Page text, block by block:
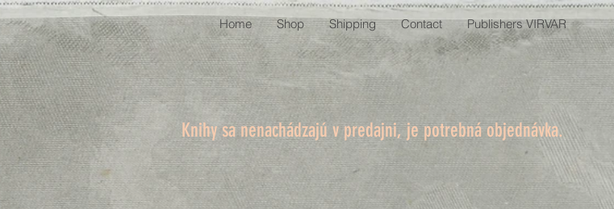
Home Shop Shipping Contact Publishers VIRVAR
Knihy sa nenachádzajú v predajni, je potrebná objednávka.